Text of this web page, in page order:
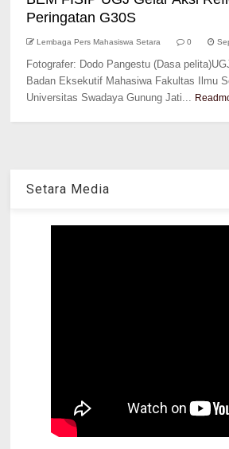
Peringatan G30S
Lembaga Pers Mahasiswa Setara 0
Fotografer: Dodo Pangestu (Dasa
Badan Eksekutif Mahasiwa Fakultas Ilmu
Universitas Swadaya Gunung Jati...
Setara Media